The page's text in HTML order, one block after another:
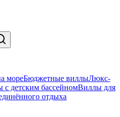
мореБюджетные виллыЛюкс-
с детским бассейномВиллы для
отдыха